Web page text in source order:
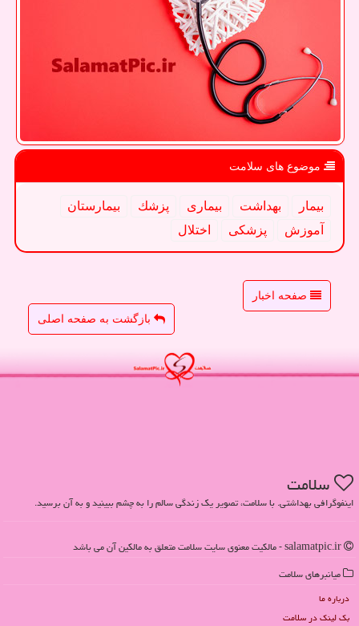
موضوع های سلامت
بیمار بهداشت بیماری پزشك
بیمارستان
آموزش
پزشكی اختلال
صفحه اخبار
بازگشت به صفحه اصلی
سلامت
اینفوگرافی بهداشتی. با سلامت، تصویر یک زندگی سالم را به چشم ببینید و به آن برسید.
میانبرهای سلامت
درباره ما
بک لینک در سلامت